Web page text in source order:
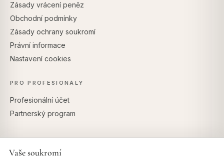
Zásady vrácení peněz
Obchodní podmínky
Zásady ochrany soukromí
Právní informace
Nastavení cookies
PRO PROFESIONÁLY
Profesionální účet
Partnerský program
Vaše soukromí